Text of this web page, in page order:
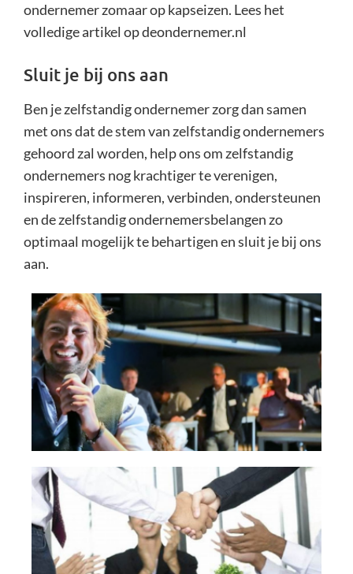
ondernemer zomaar op kapseizen. Lees het
volledige artikel op deondernemer.nl
Sluit je bij ons aan
Ben je zelfstandig ondernemer zorg dan samen
met ons dat de stem van zelfstandig ondernemers
gehoord zal worden, help ons om zelfstandig
ondernemers nog krachtiger te verenigen,
inspireren, informeren, verbinden, ondersteunen
en de zelfstandig ondernemersbelangen zo
optimaal mogelijk te behartigen en sluit je bij ons
aan.
MEMBERSHIPS